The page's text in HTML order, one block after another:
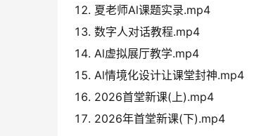
夏老师Al课题实录.mp4
数字人对话教程.mp4
Al虚拟展厅教学.mp4
Al情境化设计让课堂封神.mp4
2026首堂新课(上).mp4
2026年首堂新课(下).mp4